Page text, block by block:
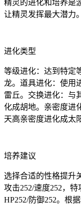
精灵的进化和培养是
让精灵发挥最大潜力。
进化类型
等级进化：达到特定
龙。道具进化：使用
雷丘。交换进化：与
化成胡地。亲密度进
天高亲密度进化成太
培养建议
选择合适的性格提升
攻击252/速度252，
HP252/防御252。根